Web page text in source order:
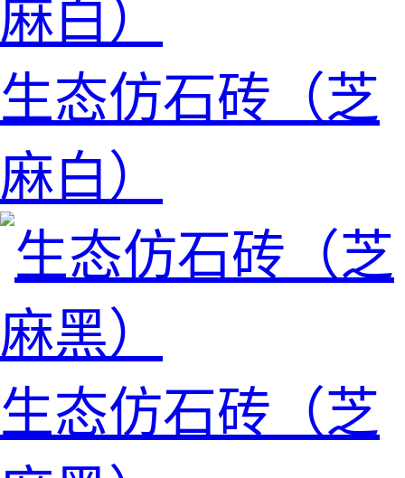
生态仿石砖（芝
麻白）
生态仿石砖（芝